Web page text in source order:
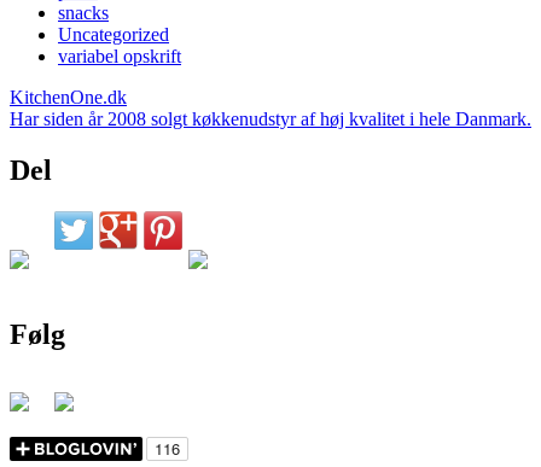
snacks
Uncategorized
variabel opskrift
KitchenOne.dk
Har siden år 2008 solgt køkkenudstyr af høj kvalitet i hele Danmark.
Del
Følg